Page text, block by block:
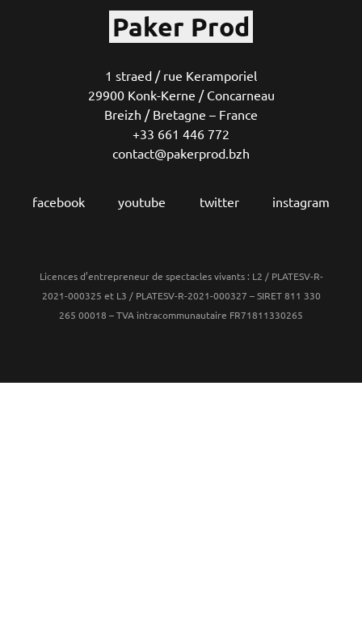
Paker Prod
1 straed / rue Keramporiel
29900 Konk-Kerne / Concarneau
Breizh / Bretagne – France
+33 661 446 772
contact@pakerprod.bzh
facebook youtube twitter instagram
Licences d’entrepreneur de spectacles vivants : L2 / PLATESV-R-
2021-000325 et L3 / PLATESV-R-2021-000327 – SIRET 811 330
265 00018 – TVA intracommunautaire FR71811330265